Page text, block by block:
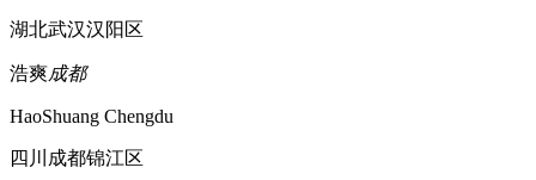
湖北武汉汉阳区
浩爽成都
HaoShuang Chengdu
四川成都锦江区